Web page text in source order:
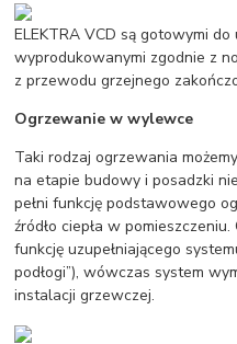
ELEKTRA VCD są gotowymi
wyprodukowanymi zgodnie z
z przewodu grzejnego
Ogrzewanie w wylewce
Taki rodzaj ogrzewania
na etapie budowy i posadzki
pełni funkcję podstawowego
źródło ciepła w
funkcję uzupełniającego
podłogi”), wówczas system
instalacji grzewczej.